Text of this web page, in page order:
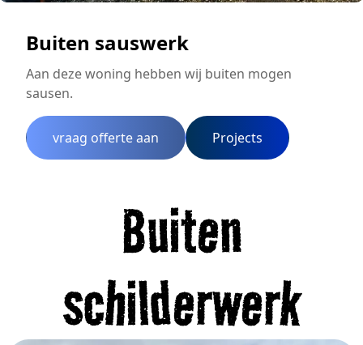
Buiten sauswerk
Aan deze woning hebben wij buiten mogen
sausen.
vraag offerte aan Projects
Buiten
schilderwerk